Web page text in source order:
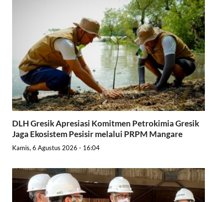
DLH Gresik Apresiasi Komitmen Petrokimia Gresik
Jaga Ekosistem Pesisir melalui PRPM Mangare
Kamis, 6 Agustus 2026 - 16:04